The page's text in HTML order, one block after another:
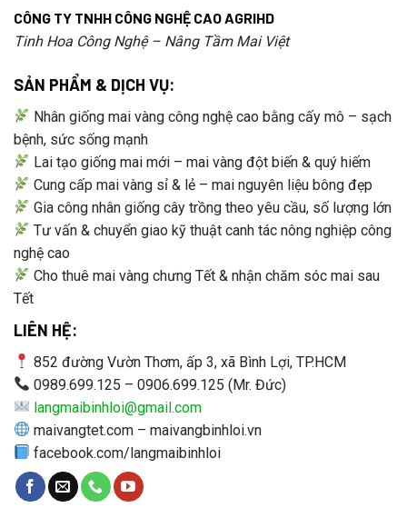
CÔNG TY TNHH CÔNG NGHỆ CAO AGRIHD
Tinh Hoa Công Nghệ – Nâng Tầm Mai Việt
SẢN PHẨM & DỊCH VỤ:
Nhân giống mai vàng công nghệ cao bằng cấy mô – sạch
bệnh, sức sống mạnh
Lai tạo giống mai mới – mai vàng đột biến & quý hiếm
Cung cấp mai vàng sỉ & lẻ – mai nguyên liệu bông đẹp
Gia công nhân giống cây trồng theo yêu cầu, số lượng lớn
Tư vấn & chuyển giao kỹ thuật canh tác nông nghiệp công
nghệ cao
Cho thuê mai vàng chưng Tết & nhận chăm sóc mai sau
Tết
LIÊN HỆ:
852 đường Vườn Thơm, ấp 3, xã Bình Lợi, TP.HCM
0989.699.125 – 0906.699.125 (Mr. Đức)
langmaibinhloi@gmail.com
maivangtet.com – maivangbinhloi.vn
facebook.com/langmaibinhloi